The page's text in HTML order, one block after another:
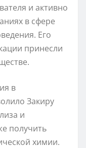
и активно
в сфере
Его
принесли
в
Закиру
и
получить
химии.